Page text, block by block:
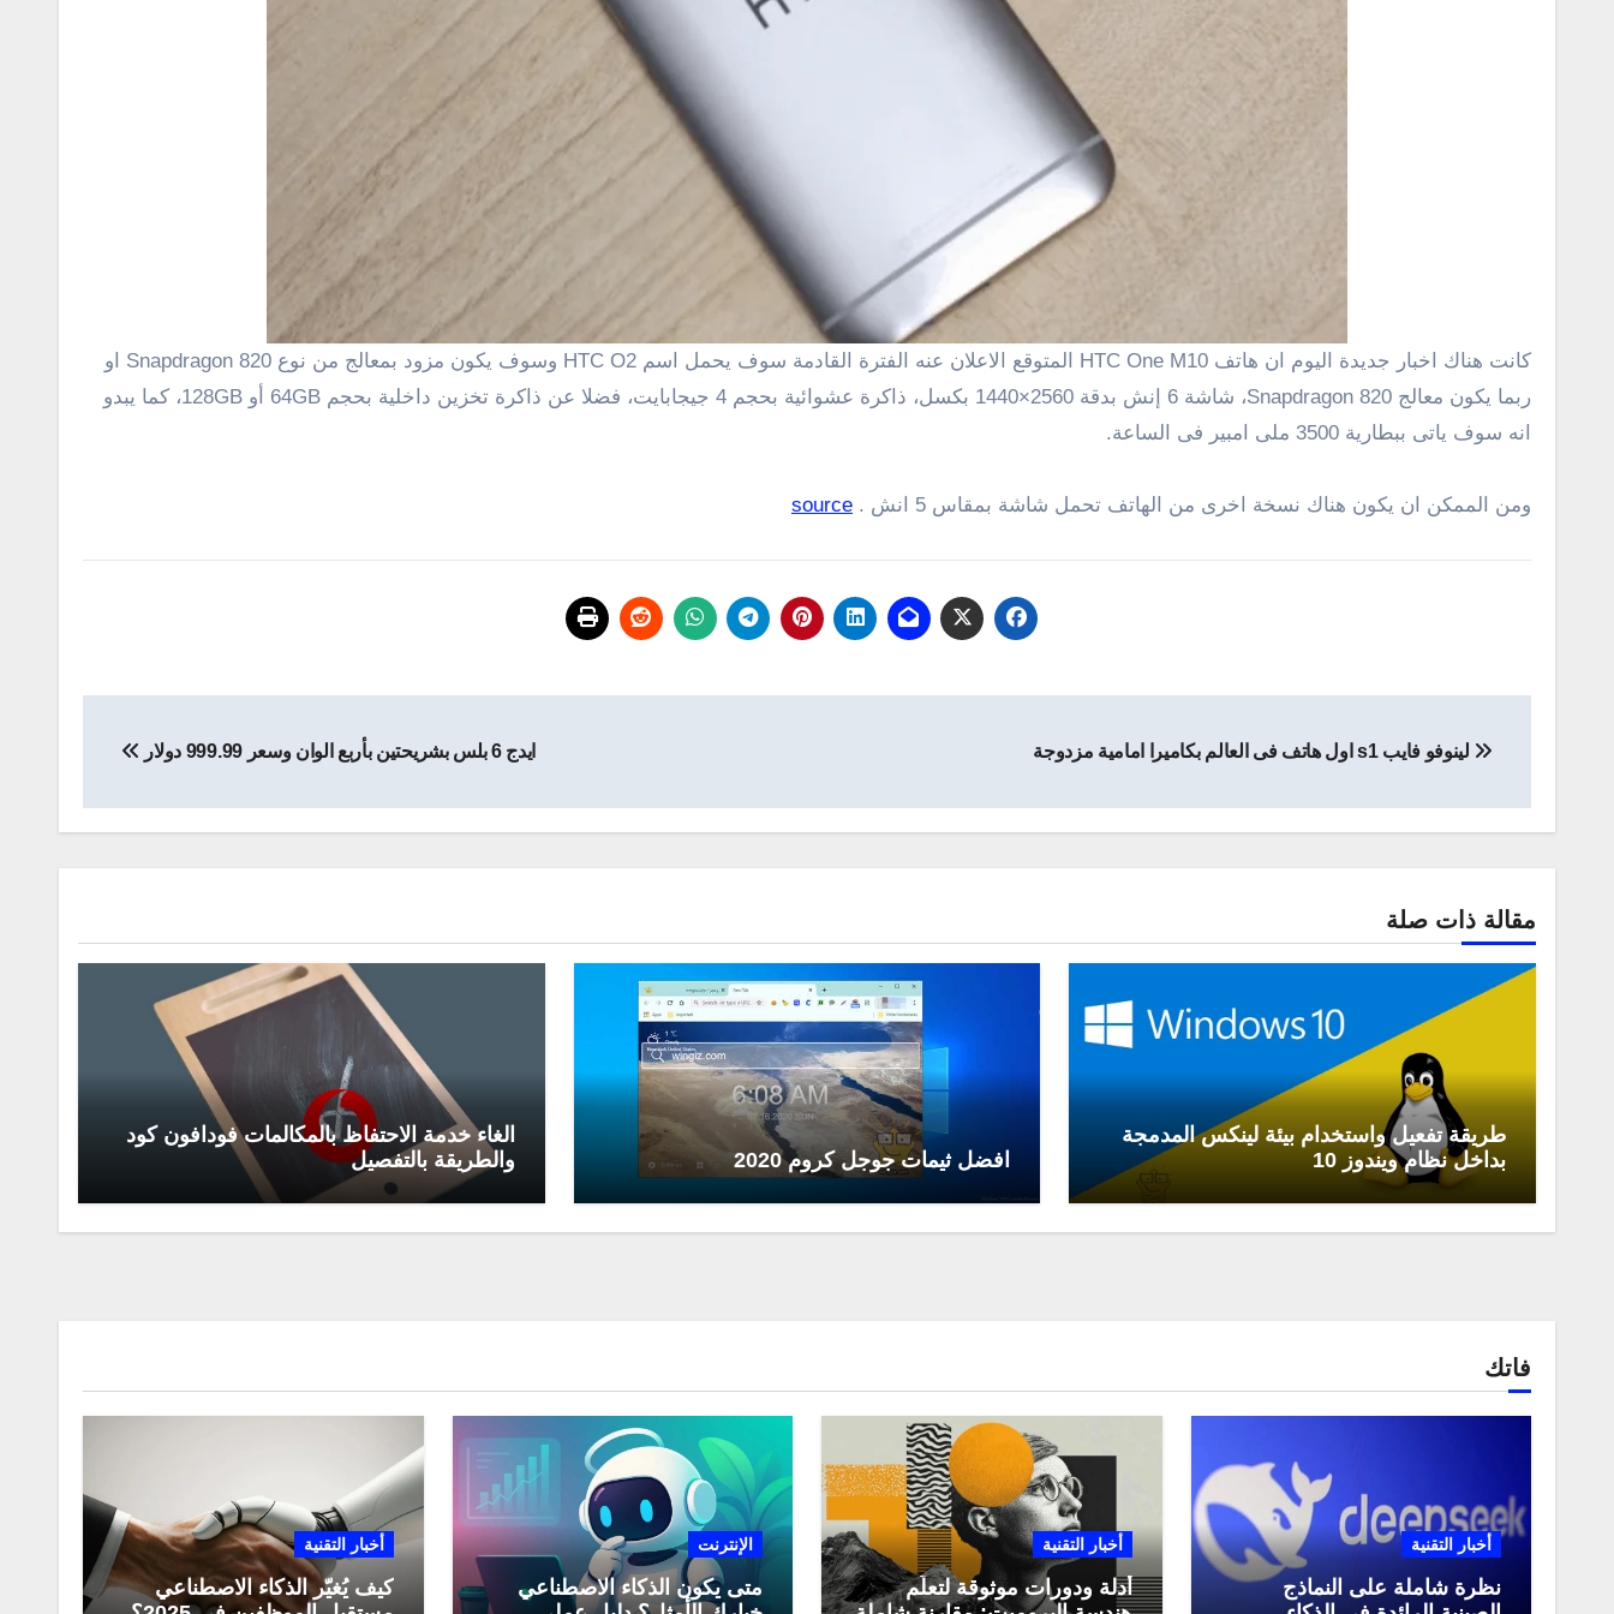
كانت هناك اخبار جديدة اليوم ان هاتف HTC One M10 المتوقع الاعلان عنه الفترة القادمة سوف يحمل اسم HTC O2 وسوف يكون مزود بمعالج من نوع Snapdragon 820 او
ربما يكون معالج Snapdragon 820، شاشة 6 إنش بدقة 2560×1440 بكسل، ذاكرة عشوائية بحجم 4 جيجابايت، فضلا عن ذاكرة تخزين داخلية بحجم 64GB أو 128GB، كما يبدو
انه سوف ياتى ببطارية 3500 ملى امبير فى الساعة.
ومن الممكن ان يكون هناك نسخة اخرى من الهاتف تحمل شاشة بمقاس 5 انش . source
المقالات
لينوفو فايب s1 اول هاتف فى العالم بكاميرا امامية مزدوجة ايدج 6 بلس بشريحتين بأربع الوان وسعر 999.99 دولار
مقالة ذات صلة
طريقة تفعيل واستخدام بيئة لينكس المدمجة
بداخل نظام ويندوز 10
افضل ثيمات جوجل كروم 2020
الغاء خدمة الاحتفاظ بالمكالمات فودافون كود
والطريقة بالتفصيل
فاتك
أخبار التقنية
نظرة شاملة على النماذج
أخبار التقنية
أدلة ودورات موثوقة لتعلّم
الإنترنت
متى يكون الذكاء الاصطناعي
أخبار التقنية
كيف يُغيّر الذكاء الاصطناعي